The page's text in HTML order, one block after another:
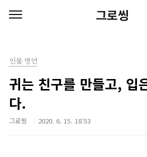
그로씽
인물 명언
귀는 친구를 만들고, 입
다.
그로씽 2020. 6. 15. 18:53